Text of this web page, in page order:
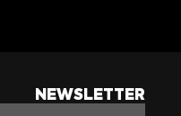
NEWSLETTER